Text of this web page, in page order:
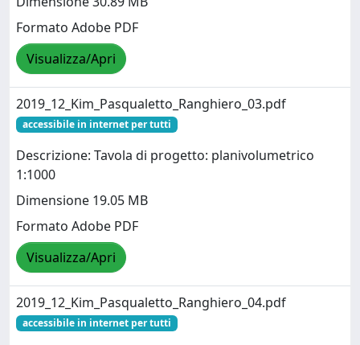
Formato Adobe PDF
Visualizza/Apri
2019_12_Kim_Pasqualetto_Ranghiero_03.pdf
accessibile in internet per tutti
Descrizione: Tavola di progetto: planivolumetrico
1:1000
Dimensione 19.05 MB
Formato Adobe PDF
Visualizza/Apri
2019_12_Kim_Pasqualetto_Ranghiero_04.pdf
accessibile in internet per tutti